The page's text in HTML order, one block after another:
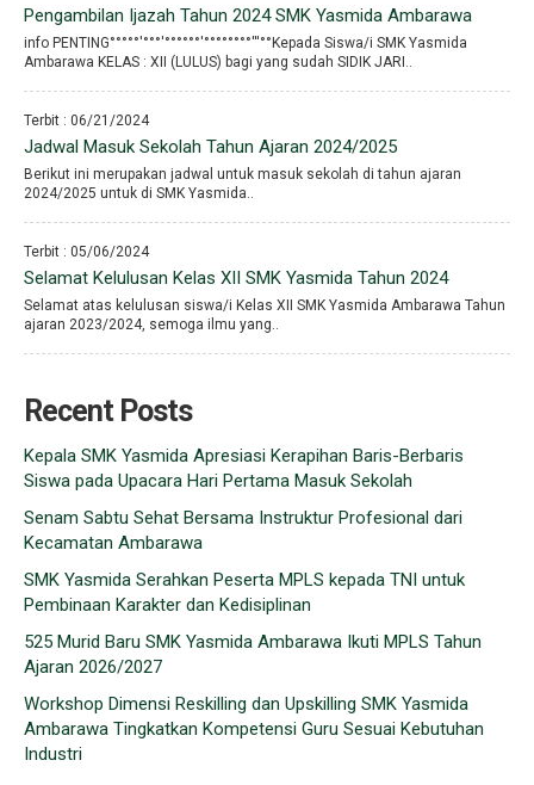
Pengambilan Ijazah Tahun 2024 SMK Yasmida Ambarawa
info PENTING°°°°°′°°°′°°°°°°′°°°°°°°°′′′°°Kepada Siswa/i SMK Yasmida
Ambarawa KELAS : XII (LULUS) bagi yang sudah SIDIK JARI..
Terbit : 06/21/2024
Jadwal Masuk Sekolah Tahun Ajaran 2024/2025
Berikut ini merupakan jadwal untuk masuk sekolah di tahun ajaran
2024/2025 untuk di SMK Yasmida..
Terbit : 05/06/2024
Selamat Kelulusan Kelas XII SMK Yasmida Tahun 2024
Selamat atas kelulusan siswa/i Kelas XII SMK Yasmida Ambarawa Tahun
ajaran 2023/2024, semoga ilmu yang..
Recent Posts
Kepala SMK Yasmida Apresiasi Kerapihan Baris-Berbaris
Siswa pada Upacara Hari Pertama Masuk Sekolah
Senam Sabtu Sehat Bersama Instruktur Profesional dari
Kecamatan Ambarawa
SMK Yasmida Serahkan Peserta MPLS kepada TNI untuk
Pembinaan Karakter dan Kedisiplinan
525 Murid Baru SMK Yasmida Ambarawa Ikuti MPLS Tahun
Ajaran 2026/2027
Workshop Dimensi Reskilling dan Upskilling SMK Yasmida
Ambarawa Tingkatkan Kompetensi Guru Sesuai Kebutuhan
Industri